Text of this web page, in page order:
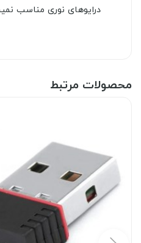
درایوهای نوری مناسب
محصولات مرتبط